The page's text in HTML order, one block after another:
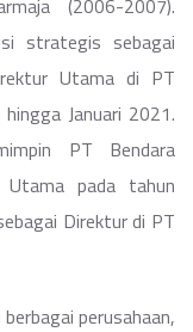
(2006-2007).
strategis sebagai
Utama di PT
Januari 2021.
PT Bendara
Utama pada tahun
Direktur di PT
perusahaan,